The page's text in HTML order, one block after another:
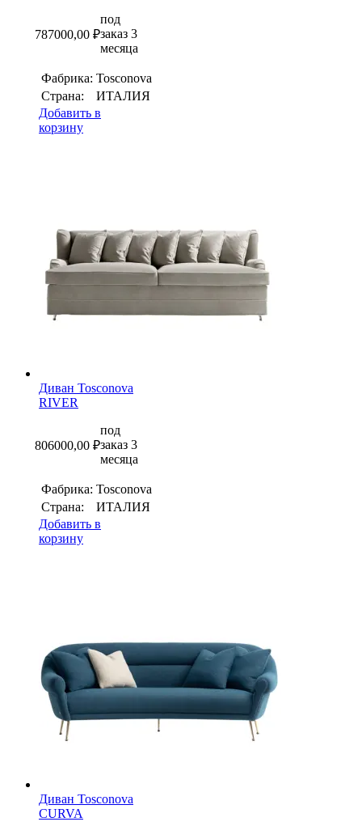
787000,00 ₽
под
заказ 3
месяца
Фабрика: Tosconova
Страна:
ИТАЛИЯ
Добавить в
корзину
Диван Tosconova
RIVER
806000,00 ₽
под
заказ 3
месяца
Фабрика: Tosconova
Страна:
ИТАЛИЯ
Добавить в
корзину
Диван Tosconova
CURVA